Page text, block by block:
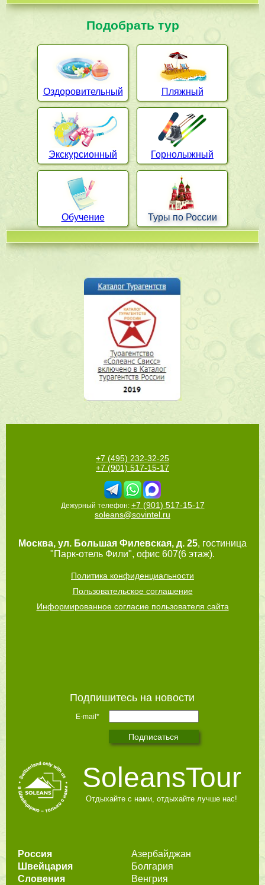
Подобрать тур
Оздоровительный Пляжный
Экскурсионный Горнолыжный
Обучение Туры по России
+7 (495) 232-32-25
+7 (901) 517-15-17
Дежурный телефон: +7 (901) 517-15-17
soleans@sovintel.ru
Москва, ул. Большая Филевская, д. 25, гостиница
"Парк-отель Фили", офис 607(6 этаж).
Политика конфиденциальности
Пользовательское соглашение
Информированное согласие пользователя сайта
Подпишитесь на новости
E-mail*
SoleansTour
Отдыхайте с нами, отдыхайте лучше нас!
Россия
Швейцария
Словения
Азербайджан
Болгария
Венгрия